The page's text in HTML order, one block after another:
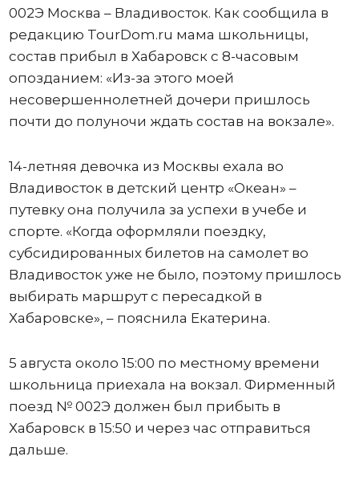
002Э Москва – Владивосток. Как сообщила в
редакцию TourDom.ru мама школьницы,
состав прибыл в Хабаровск с 8-часовым
опозданием: «Из-за этого моей
несовершеннолетней дочери пришлось
почти до полуночи ждать состав на вокзале».
14-летняя девочка из Москвы ехала во
Владивосток в детский центр «Океан» –
путевку она получила за успехи в учебе и
спорте. «Когда оформляли поездку,
субсидированных билетов на самолет во
Владивосток уже не было, поэтому пришлось
выбирать маршрут с пересадкой в
Хабаровске», – пояснила Екатерина.
5 августа около 15:00 по местному времени
школьница приехала на вокзал. Фирменный
поезд № 002Э должен был прибыть в
Хабаровск в 15:50 и через час отправиться
дальше.